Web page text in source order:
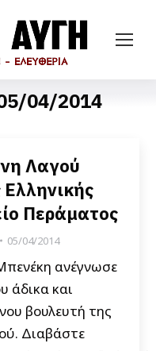
04/2014
Λαγού
Περάματος
05/04/2014
ανέγνωσε
άδικα και
βουλευτή της
Διαβάστε